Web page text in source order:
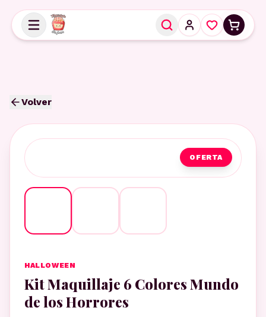
Volver
OFERTA
HALLOWEEN
Kit Maquillaje 6 Colores Mundo
de los Horrores